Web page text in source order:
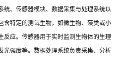
统、传感器模块、数据采集与处理系统以
含特定的测试生物，如微生物、藻类或小
反应。传感器用于实时监测生物体的生理
光强度等。数据处理系统负责采集、分析